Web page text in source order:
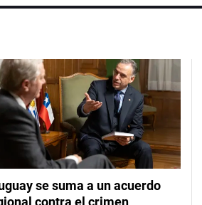
se suma a un acuerdo
contra el crimen